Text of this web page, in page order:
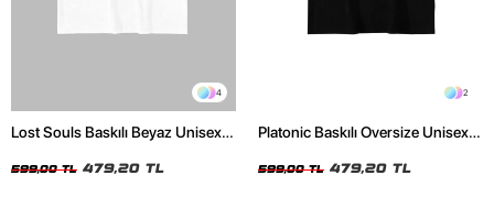
4
Lost Souls Baskılı Beyaz Unisex
599,00 TL 479,20 TL
2
Platonic Baskılı Oversize Unisex
599,00 TL 479,20 TL